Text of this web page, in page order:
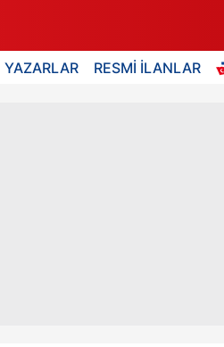
YAZARLAR RESMİ İLANLAR